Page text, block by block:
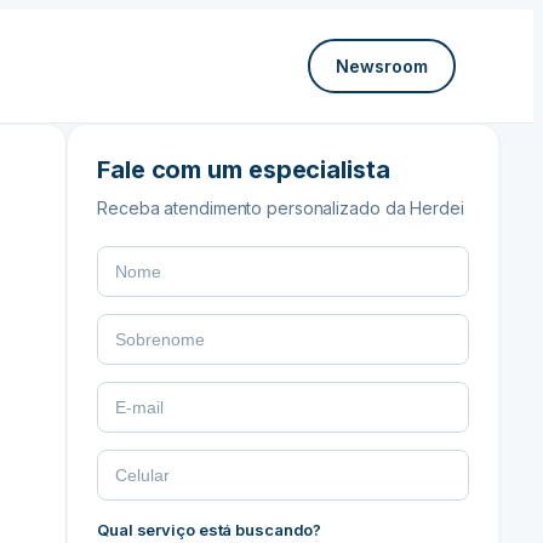
Newsroom
Fale com um especialista
Receba atendimento personalizado da Herdei
Qual serviço está buscando?